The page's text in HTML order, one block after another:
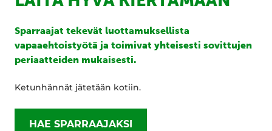
Sparraajat tekevät luottamuksellista
vapaaehtoistyötä ja toimivat yhteisesti sovittujen
periaatteiden mukaisesti.
Ketunhännät jätetään kotiin.
HAE SPARRAAJAKSI